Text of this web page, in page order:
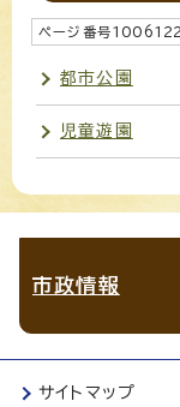
ページ番号1006122
都市公園
児童遊園
市政情報
サイトマップ